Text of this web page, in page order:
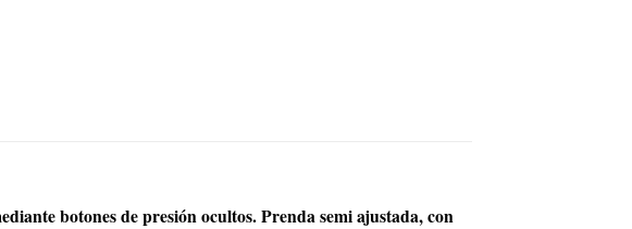
botones de presión ocultos. Prenda semi ajustada, con